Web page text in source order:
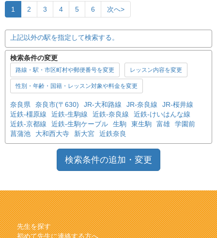
1 2 3 4 5 6 次へ>
上記以外の駅を指定して検索する。
検索条件の変更
路線・駅・市区町村や郵便番号を変更 レッスン内容を変更
性別・年齢・国籍・レッスン対象や料金を変更
奈良県 奈良市(〒630) JR-大和路線 JR-奈良線
JR-桜井線
近鉄-橿原線
近鉄-生駒線 近鉄-奈良線
近鉄-けいはんな線
近鉄-京都線
近鉄-生駒ケーブル 生駒 東生駒 富雄
学園前
菖蒲池
大和西大寺 新大宮 近鉄奈良
検索条件の追加・変更
先生を探す
初めて先生に連絡する方へ